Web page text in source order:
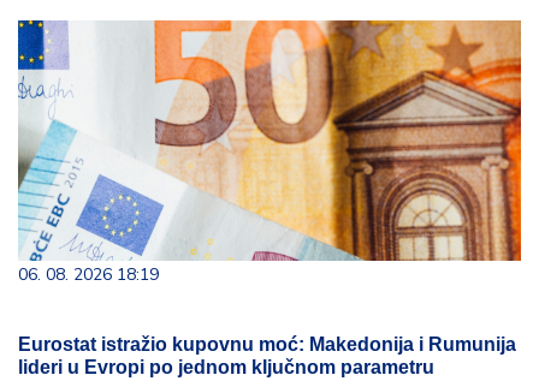
06. 08. 2026 18:19
Eurostat istražio kupovnu moć: Makedonija i Rumunija
lideri u Evropi po jednom ključnom parametru